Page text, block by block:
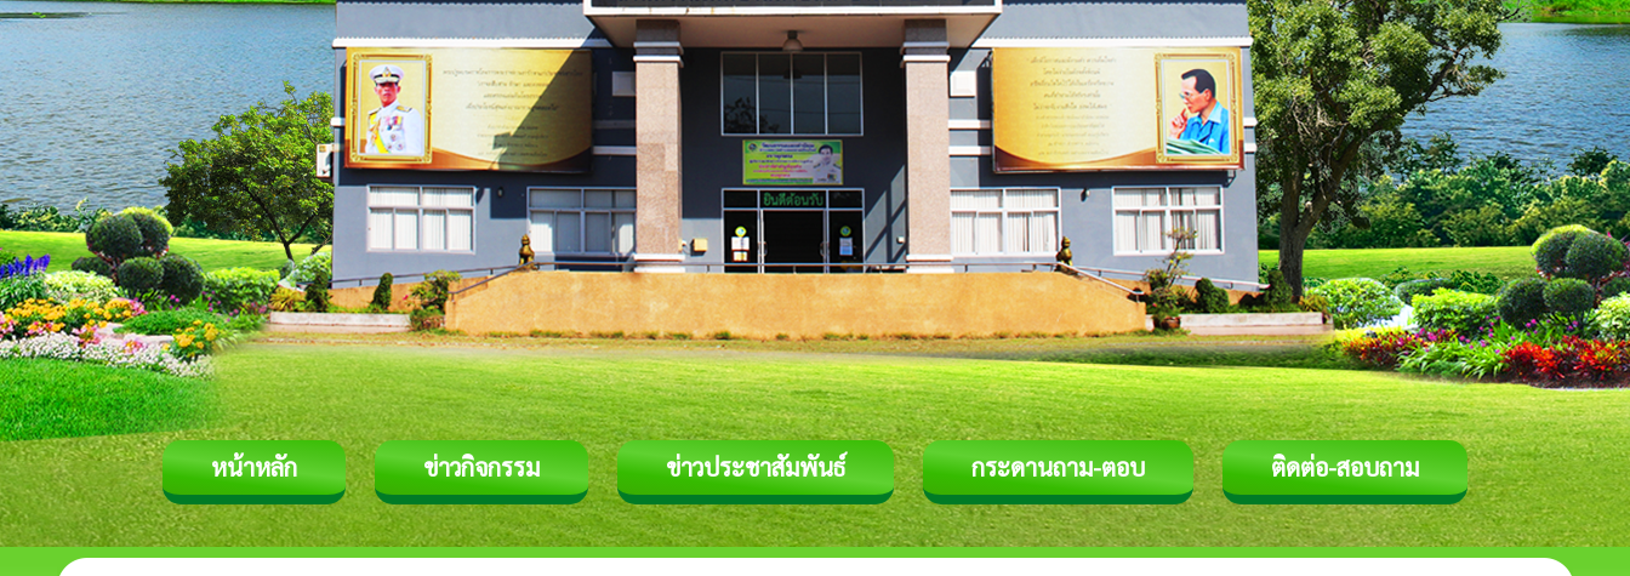
หน้าหลัก ข่าวกิจกรรม ข่าวประชาสัมพันธ์ กระดานถาม-ตอบ ติดต่อ-สอบถาม